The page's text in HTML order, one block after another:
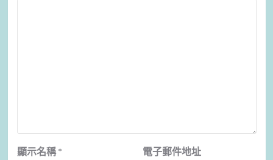
顯示名稱 *
電子郵件地址